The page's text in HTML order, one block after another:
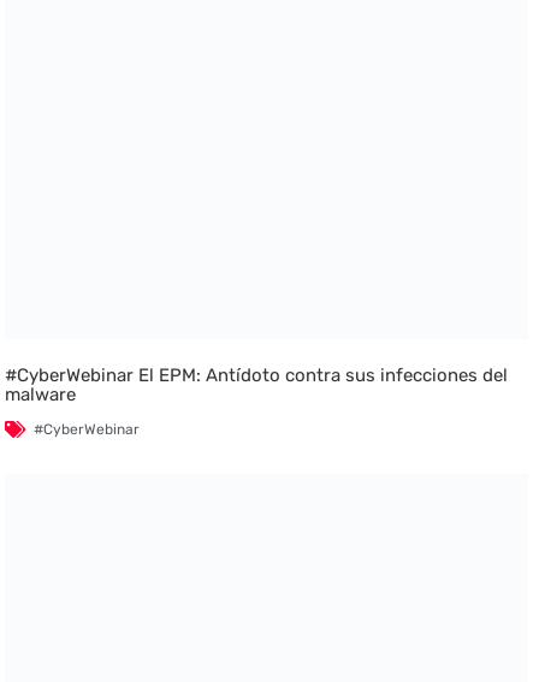
#CyberWebinar El EPM: Antídoto contra sus infecciones del
malware
#CyberWebinar